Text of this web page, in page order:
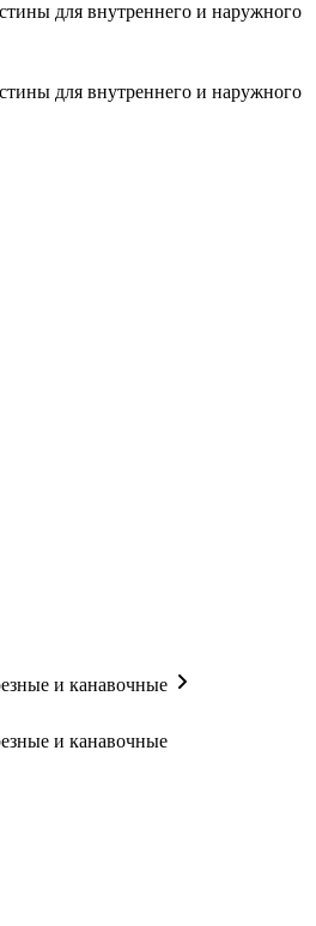
для внутреннего и наружного
для внутреннего и наружного
и канавочные
и канавочные